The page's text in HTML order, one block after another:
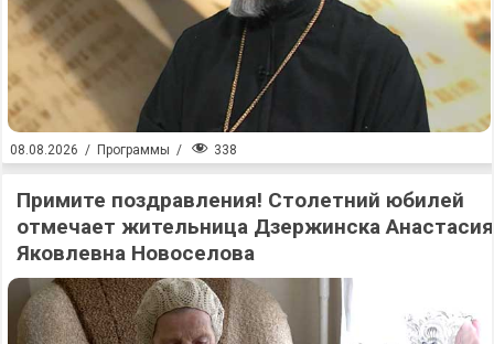
08.08.2026 / Программы / 338
Примите поздравления! Столетний юбилей
отмечает жительница Дзержинска Анастасия
Яковлевна Новоселова